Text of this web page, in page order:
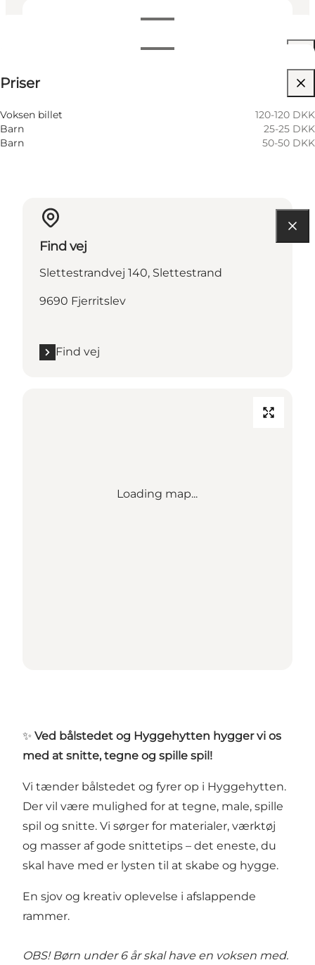
6 August
10:00 AM–12:00 PM
Priser
Voksen billet
120-120 DKK
Barn
25-25 DKK
Barn
50-50 DKK
Find vej
Slettestrandvej 140, Slettestrand
9690 Fjerritslev
Find vej
Loading map...
✨ Ved bålstedet og Hyggehytten hygger vi os
med at snitte, tegne og spille spil!
Vi tænder bålstedet og fyrer op i Hyggehytten.
Der vil være mulighed for at tegne, male, spille
spil og snitte. Vi sørger for materialer, værktøj
og masser af gode snittetips – det eneste, du
skal have med er lysten til at skabe og hygge.
En sjov og kreativ oplevelse i afslappende
rammer.
OBS! Børn under 6 år skal have en voksen med.